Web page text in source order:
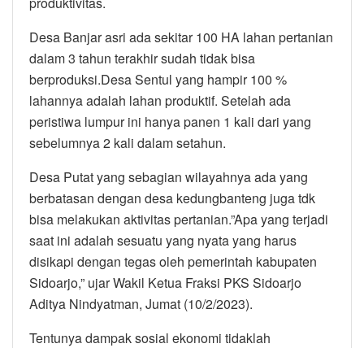
Desa Banjar asri ada sekitar 100 HA lahan pertanian
dalam 3 tahun terakhir sudah tidak bisa
berproduksi.Desa Sentul yang hampir 100 %
lahannya adalah lahan produktif. Setelah ada
peristiwa lumpur ini hanya panen 1 kali dari yang
sebelumnya 2 kali dalam setahun.
Desa Putat yang sebagian wilayahnya ada yang
berbatasan dengan desa kedungbanteng juga tdk
bisa melakukan aktivitas pertanian.”Apa yang terjadi
saat ini adalah sesuatu yang nyata yang harus
disikapi dengan tegas oleh pemerintah kabupaten
Sidoarjo,” ujar Wakil Ketua Fraksi PKS Sidoarjo
Aditya Nindyatman, Jumat (10/2/2023).
Tentunya dampak sosial ekonomi tidaklah